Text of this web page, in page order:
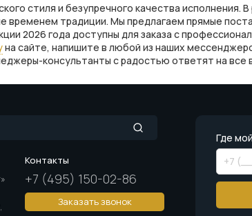
стиля и безупречного качества исполнения.
традиции. Мы предлагаем прямые
2026 года доступны для заказа с
на сайте, напишите в любой из наших
консультанты с радостью ответят на все
Контакты
+7 (495) 150-02-86
Заказать звонок
Где